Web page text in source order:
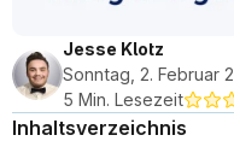
Jesse Klotz
Sonntag, 2. Februar
5 Min. Lesezeit
Inhaltsverzeichnis